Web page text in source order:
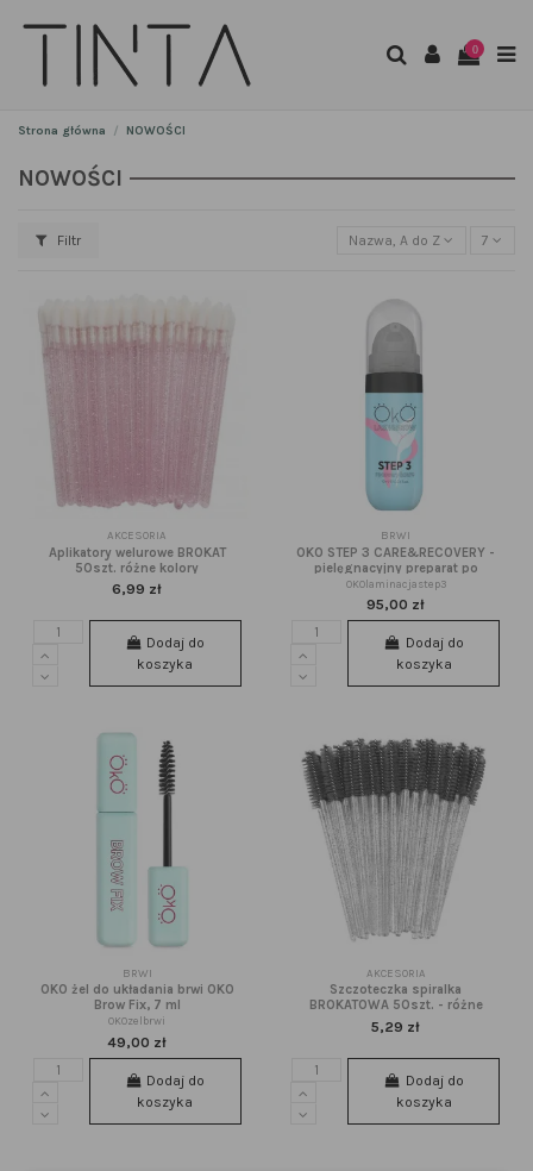
0
Strona główna NOWOŚCI
NOWOŚCI
Filtr Nazwa, A do Z 7
AKCESORIA
Aplikatory welurowe BROKAT
50szt. różne kolory
6,99 zł
Dodaj do
koszyka
BRWI
OKO STEP 3 CARE&RECOVERY -
pielęgnacyjny preparat po
laminowaniu rzęs i brwi, 10 ml
OKOlaminacjastep3
95,00 zł
Dodaj do
koszyka
BRWI
OKO żel do układania brwi OKO
Brow Fix, 7 ml
OKOzelbrwi
49,00 zł
Dodaj do
koszyka
AKCESORIA
Szczoteczka spiralka
BROKATOWA 50szt. - różne
kolory
5,29 zł
Dodaj do
koszyka